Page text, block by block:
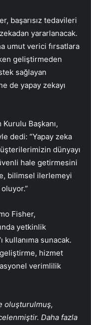
başarısız tedavileri
yararlanacak.
umut verici fırsatlara
geliştirmeden
sağlayan
de yapay zekayı
Başkanı,
dedi: “Yapay zeka
dünyayı
hale getirmesini
bilimsel ilerlemeyi
Fisher,
yetkinlik
kullanıma sunacak.
hizmet
verimlilik
oluşturulmuş,
Daha fazla